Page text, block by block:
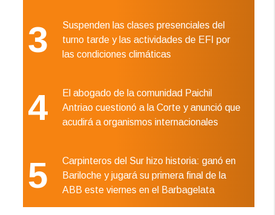
3
Suspenden las clases presenciales del
turno tarde y las actividades de EFI por
las condiciones climáticas
4
El abogado de la comunidad Paichil
Antriao cuestionó a la Corte y anunció que
acudirá a organismos internacionales
5
Carpinteros del Sur hizo historia: ganó en
Bariloche y jugará su primera final de la
ABB este viernes en el Barbagelata